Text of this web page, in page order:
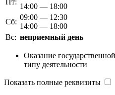
Пт:
14:00 — 18:00
Сб:
09:00 — 12:30
14:00 — 18:00
Вс: неприемный день
Оказание
типу деятельности
Показать полные реквизиты